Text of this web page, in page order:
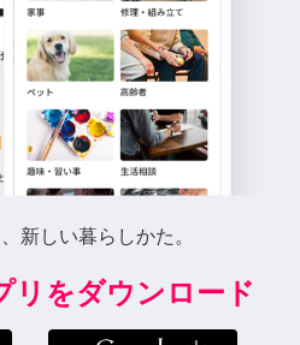
新しい暮らしかた。
リをダウンロード